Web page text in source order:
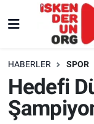
HABERLER SPOR
Hedefi